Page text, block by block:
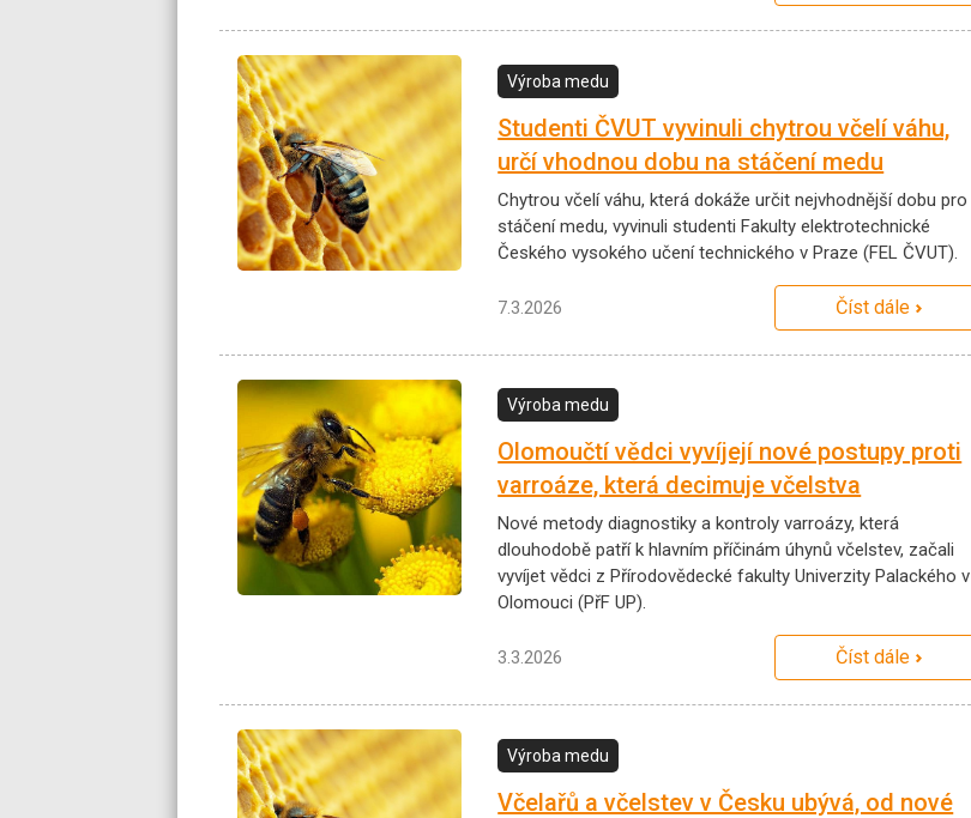
Výroba medu
Studenti ČVUT vyvinuli chytrou včelí váhu,
určí vhodnou dobu na stáčení medu
Chytrou včelí váhu, která dokáže určit nejvhodnější dobu pro
stáčení medu, vyvinuli studenti Fakulty elektrotechnické
Českého vysokého učení technického v Praze (FEL ČVUT).
7.3.2026 Číst dále
Výroba medu
Olomoučtí vědci vyvíjejí nové postupy proti
varroáze, která decimuje včelstva
Nové metody diagnostiky a kontroly varroázy, která
dlouhodobě patří k hlavním příčinám úhynů včelstev, začali
vyvíjet vědci z Přírodovědecké fakulty Univerzity Palackého v
Olomouci (PřF UP).
3.3.2026 Číst dále
Výroba medu
Včelařů a včelstev v Česku ubývá, od nové